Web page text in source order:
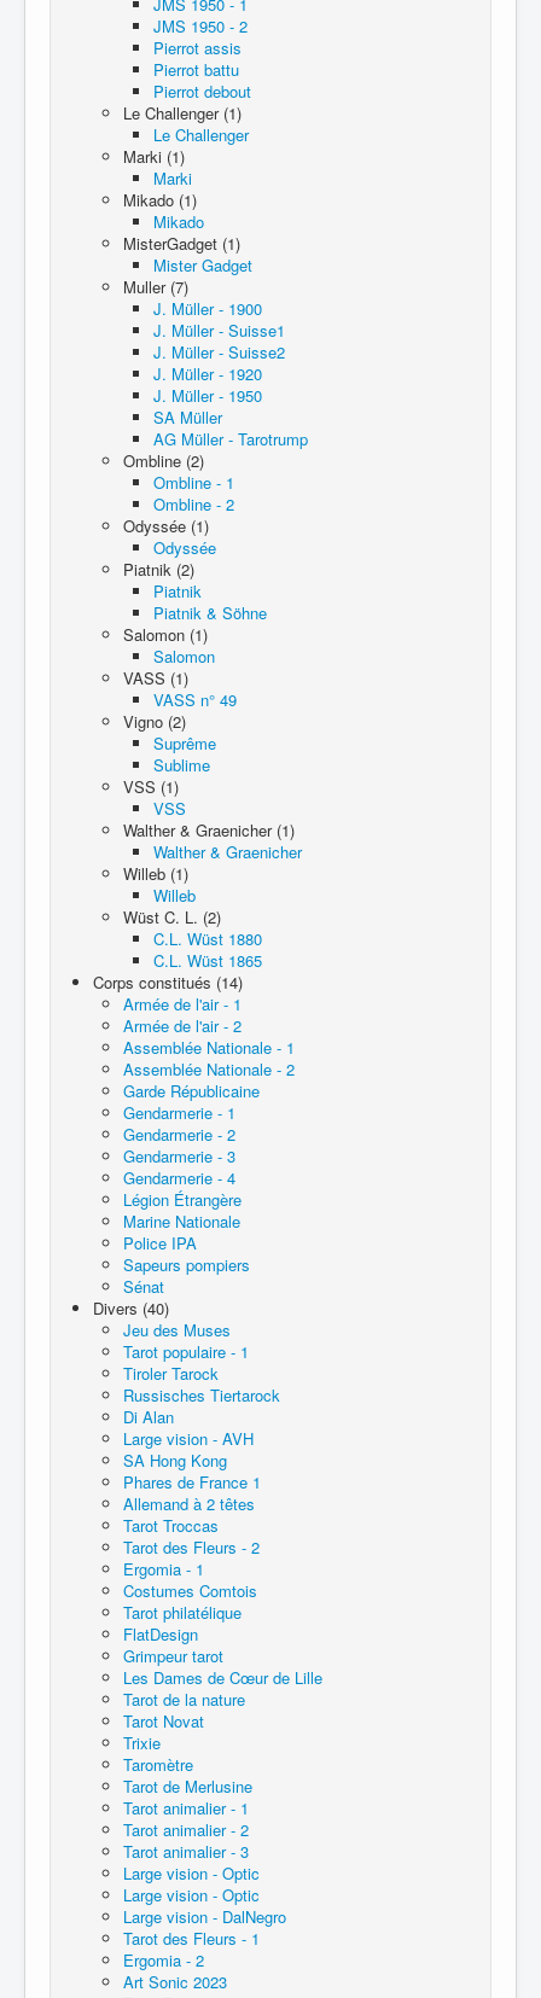
JMS 1950 - 1
JMS 1950 - 2
Pierrot assis
Pierrot battu
Pierrot debout
Le Challenger (1)
Le Challenger
Marki (1)
Marki
Mikado (1)
Mikado
MisterGadget (1)
Mister Gadget
Muller (7)
J. Müller - 1900
J. Müller - Suisse1
J. Müller - Suisse2
J. Müller - 1920
J. Müller - 1950
SA Müller
AG Müller - Tarotrump
Ombline (2)
Ombline - 1
Ombline - 2
Odyssée (1)
Odyssée
Piatnik (2)
Piatnik
Piatnik & Söhne
Salomon (1)
Salomon
VASS (1)
VASS n° 49
Vigno (2)
Suprême
Sublime
VSS (1)
VSS
Walther & Graenicher (1)
Walther & Graenicher
Willeb (1)
Willeb
Wüst C. L. (2)
C.L. Wüst 1880
C.L. Wüst 1865
Corps constitués (14)
Armée de l'air - 1
Armée de l'air - 2
Assemblée Nationale - 1
Assemblée Nationale - 2
Garde Républicaine
Gendarmerie - 1
Gendarmerie - 2
Gendarmerie - 3
Gendarmerie - 4
Légion Étrangère
Marine Nationale
Police IPA
Sapeurs pompiers
Sénat
Divers (40)
Jeu des Muses
Tarot populaire - 1
Tiroler Tarock
Russisches Tiertarock
Di Alan
Large vision - AVH
SA Hong Kong
Phares de France 1
Allemand à 2 têtes
Tarot Troccas
Tarot des Fleurs - 2
Ergomia - 1
Costumes Comtois
Tarot philatélique
FlatDesign
Grimpeur tarot
Les Dames de Cœur de Lille
Tarot de la nature
Tarot Novat
Trixie
Taromètre
Tarot de Merlusine
Tarot animalier - 1
Tarot animalier - 2
Tarot animalier - 3
Large vision - Optic
Large vision - Optic
Large vision - DalNegro
Tarot des Fleurs - 1
Ergomia - 2
Art Sonic 2023